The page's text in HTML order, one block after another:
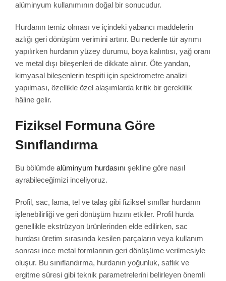
alüminyum kullanımının doğal bir sonucudur.
Hurdanın temiz olması ve içindeki yabancı maddelerin
azlığı geri dönüşüm verimini artırır. Bu nedenle tür ayrımı
yapılırken hurdanın yüzey durumu, boya kalıntısı, yağ oranı
ve metal dışı bileşenleri de dikkate alınır. Öte yandan,
kimyasal bileşenlerin tespiti için spektrometre analizi
yapılması, özellikle özel alaşımlarda kritik bir gereklilik
hâline gelir.
Fiziksel Formuna Göre
Sınıflandırma
Bu bölümde alüminyum hurdasını şekline göre nasıl
ayrabileceğimizi inceliyoruz.
Profil, sac, lama, tel ve talaş gibi fiziksel sınıflar hurdanın
işlenebilirliği ve geri dönüşüm hızını etkiler. Profil hurda
genellikle ekstrüzyon ürünlerinden elde edilirken, sac
hurdası üretim sırasında kesilen parçaların veya kullanım
sonrası ince metal formlarının geri dönüşüme verilmesiyle
oluşur. Bu sınıflandırma, hurdanın yoğunluk, saflık ve
ergitme süresi gibi teknik parametrelerini belirleyen önemli